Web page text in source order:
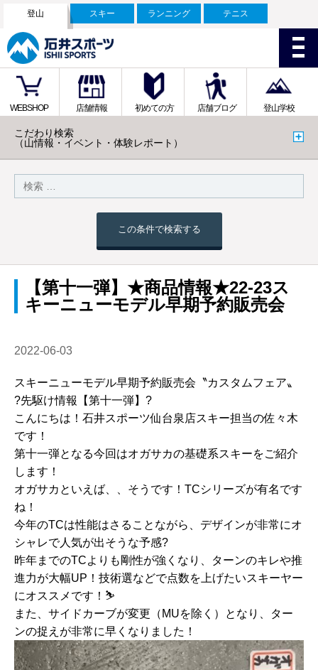
登山 スキー ランニング テニス
WEBSHOP 店舗情報 初めての方 店舗ブログ 登山学校
こだわり検索
（山情報・イベント・体験レポート）
この条件で検索する
【第十一弾】★商品情報★22-23ス
キーニューモデル早期予約販売会
2022-06-03
スキーニューモデル早期予約販売会〝カスタムフェア〟
?先駆け情報【第十一弾】?
こんにちは！石井スポーツ仙台泉店スキー担当の佐々木
です！
第十一弾となる今回はオガサカの基礎系スキーをご紹介
します！
オガサカといえば、、そうです！TCシリーズが有名です
ね！
今年のTCは性能はさることながら、デザインが非常にオ
シャレで人気が出そうな予感?
昨年までのTCよりも剛性が強くなり、ターンのキレや推
進力が大幅UP！技術選などで点数を上げたいスキーヤー
にオススメです！⛷
また、サイドカーブが変更（MUを除く）となり、ター
ンの捉えが非常に早くなりました！